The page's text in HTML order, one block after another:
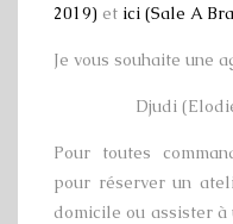
2019) et ici (Sale A
Je vous souhaite une
Djudi
Pour toutes
pour réserver un
domicile ou assister à